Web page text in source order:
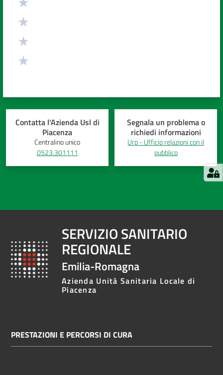
Contatta l'Azienda Usl di
Piacenza
Centralino unico
0523.301111
Segnala un problema o
richiedi informazioni
Urp - Ufficio relazioni con il
pubblico
SERVIZIO SANITARIO
REGIONALE
Emilia-Romagna
Azienda Unità Sanitaria Locale di
Piacenza
PRESTAZIONI E PERCORSI DI CURA